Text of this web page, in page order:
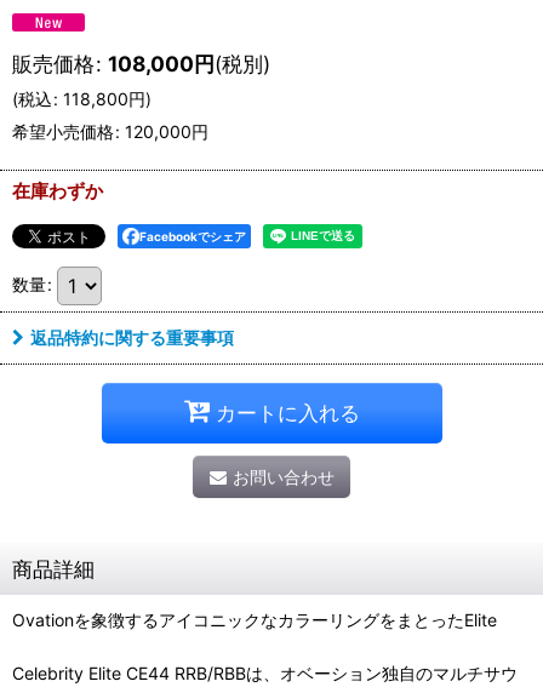
販売価格: 108,000円(税別)
(税込: 118,800円)
希望小売価格: 120,000円
在庫わずか
Facebookでシェア
数量:
返品特約に関する重要事項
カートに入れる
お問い合わせ
商品詳細
Ovationを象徴するアイコニックなカラーリングをまとったElite
Celebrity Elite CE44 RRB/RBBは、オベーション独自のマルチサウ